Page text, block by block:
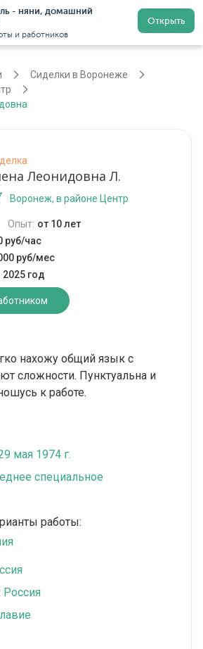
- няни, домашний
и работников
Открыть
Регистрация
Сиделки в Воронеже
Леонидовна Л.
Воронеж, в районе Центр
Опыт: от 10 лет
руб/час
руб/мес
2025 год
нахожу общий язык с
сложности. Пунктуальна и
к работе.
мая 1974 г.
специальное
работы:
Россия